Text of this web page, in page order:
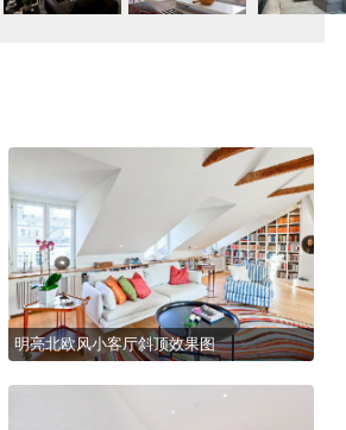
明亮北欧风小客厅斜顶效果图